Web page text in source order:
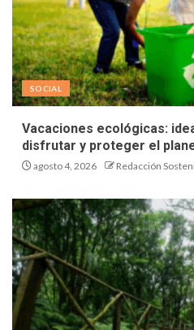
SOCIAL
Vacaciones ecológicas:
disfrutar y proteger el
agosto 4, 2026 Redacción